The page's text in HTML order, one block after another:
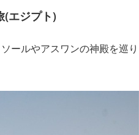
(エジプト)
ールやアスワンの神殿を巡り